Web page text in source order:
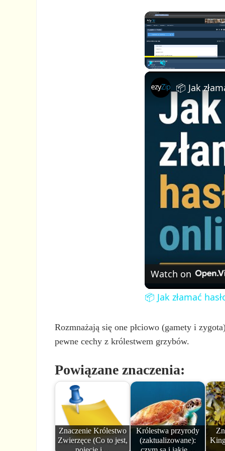
P
l
U
n
m
t
Watch on
📦 Jak złamać
Rozmnażają się one płciowo (gamety i
pewne cechy z królestwem grzybów.
Powiązane znaczenia:
Znaczenie Królestwo
Zwierzęce (Co to jest,
Królestwa przyrody
(zaktualizowane):